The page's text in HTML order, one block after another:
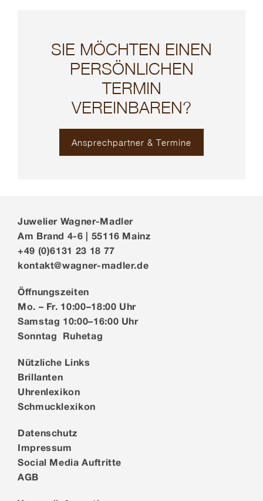
SIE MÖCHTEN EINEN
PERSÖNLICHEN
TERMIN
VEREINBAREN?
Ansprechpartner & Termine
Juwelier Wagner-Madler
Am Brand 4-6 | 55116 Mainz
+49 (0)6131 23 18 77
kontakt@wagner-madler.de
Öffnungszeiten
Mo. – Fr. 10:00–18:00 Uhr
Samstag 10:00–16:00 Uhr
Sonntag Ruhetag
Nützliche Links
Brillanten
Uhrenlexikon
Schmucklexikon
Datenschutz
Impressum
Social Media Auftritte
AGB